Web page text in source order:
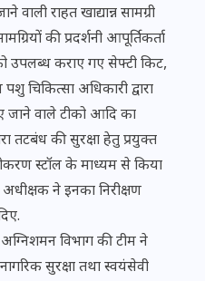
राहत खाद्यान्न सामग्री
की प्रदर्शनी आपूर्तिकर्ता
को उपलब्ध कराए गए सेफ्टी किट,
चिकित्सा अधिकारी द्वारा
जाने वाले टीको आदि का
तटबंध की सुरक्षा हेतु प्रयुक्त
स्टॉल के माध्यम से किया
अधीक्षक ने इनका निरीक्षण
विभाग की टीम ने
सुरक्षा तथा स्वयंसेवी